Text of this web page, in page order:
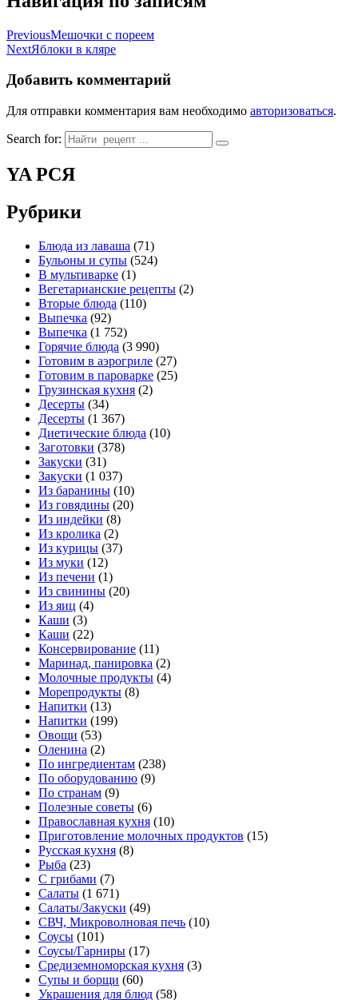
PreviousМешочки с пореем
NextЯблоки в кляре
Добавить комментарий
Для отправки комментария вам необходимо авторизоваться.
Search for:
YA РСЯ
Рубрики
Блюда из лаваша (71)
Бульоны и супы (524)
В мультиварке (1)
Вегетарианские рецепты (2)
Вторые блюда (110)
Выпечка (92)
Выпечка (1 752)
Горячие блюда (3 990)
Готовим в аэрогриле (27)
Готовим в пароварке (25)
Грузинская кухня (2)
Десерты (34)
Десерты (1 367)
Диетические блюда (10)
Заготовки (378)
Закуски (31)
Закуски (1 037)
Из баранины (10)
Из говядины (20)
Из индейки (8)
Из кролика (2)
Из курицы (37)
Из муки (12)
Из печени (1)
Из свинины (20)
Из яиц (4)
Каши (3)
Каши (22)
Консервирование (11)
Маринад, панировка (2)
Молочные продукты (4)
Морепродукты (8)
Напитки (13)
Напитки (199)
Овощи (53)
Оленина (2)
По ингредиентам (238)
По оборудованию (9)
По странам (9)
Полезные советы (6)
Православная кухня (10)
Приготовление молочных продуктов (15)
Русская кухня (8)
Рыба (23)
С грибами (7)
Салаты (1 671)
Салаты/Закуски (49)
СВЧ, Микроволновая печь (10)
Соусы (101)
Соусы/Гарниры (17)
Средиземноморская кухня (3)
Супы и борщи (60)
Украшения для блюд (58)